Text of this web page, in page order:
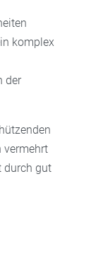
komplex
der
vermehrt
durch gut